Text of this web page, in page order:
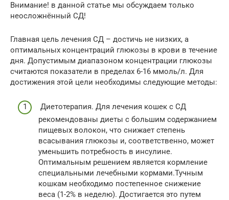
Внимание! в данной статье мы обсуждаем только
неосложнённый СД!
Главная цель лечения СД – достичь не низких, а
оптимальных концентраций глюкозы в крови в течение
дня. Допустимым диапазоном концентрации глюкозы
считаются показатели в пределах 6-16 ммоль/л. Для
достижения этой цели необходимы следующие методы:
Диетотерапия. Для лечения кошек с СД
рекомендованы диеты с большим содержанием
пищевых волокон, что снижает степень
всасывания глюкозы и, соответственно, может
уменьшить потребность в инсулине.
Оптимальным решением является кормление
специальными лечебными кормами.Тучным
кошкам необходимо постепенное снижение
веса (1-2% в неделю). Достигается это путем